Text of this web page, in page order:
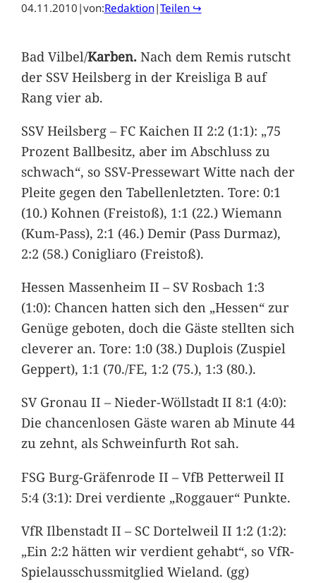
04.11.2010 |von:Redaktion|Teilen ↪
Bad Vilbel/Karben.Nach dem Remis rutscht
der SSV Heilsberg in der Kreisliga B auf
Rang vier ab.
SSV Heilsberg – FC Kaichen II 2:2 (1:1): „75
Prozent Ballbesitz, aber im Abschluss zu
schwach“, so SSV-Pressewart Witte nach der
Pleite gegen den Tabellenletzten. Tore: 0:1
(10.) Kohnen (Freistoß), 1:1 (22.) Wiemann
(Kum-Pass), 2:1 (46.) Demir (Pass Durmaz),
2:2 (58.) Conigliaro (Freistoß).
Hessen Massenheim II – SV Rosbach 1:3
(1:0): Chancen hatten sich den „Hessen“ zur
Genüge geboten, doch die Gäste stellten sich
cleverer an. Tore: 1:0 (38.) Duplois (Zuspiel
Geppert), 1:1 (70./FE, 1:2 (75.), 1:3 (80.).
SV Gronau II – Nieder-Wöllstadt II 8:1 (4:0):
Die chancenlosen Gäste waren ab Minute 44
zu zehnt, als Schweinfurth Rot sah.
FSG Burg-Gräfenrode II – VfB Petterweil II
5:4 (3:1): Drei verdiente „Roggauer“ Punkte.
VfR Ilbenstadt II – SC Dortelweil II 1:2 (1:2):
„Ein 2:2 hätten wir verdient gehabt“, so VfR-
Spielausschussmitglied Wieland. (gg)